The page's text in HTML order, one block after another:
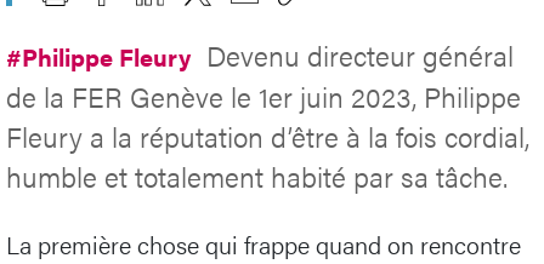
#Philippe Fleury Devenu directeur général
de la FER Genève le 1er juin 2023, Philippe
Fleury a la réputation d’être à la fois cordial,
humble et totalement habité par sa tâche.
La première chose qui frappe quand on rencontre